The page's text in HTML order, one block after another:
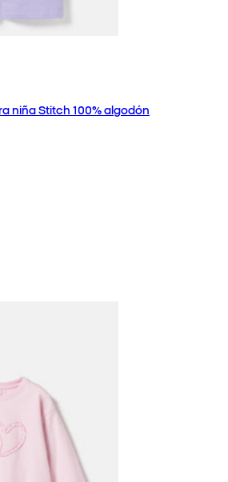
niña Stitch 100% algodón